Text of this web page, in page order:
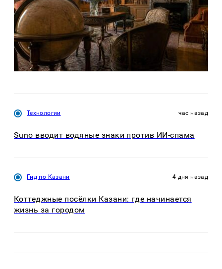
Технологии час назад
Suno вводит водяные знаки против ИИ-спама
Гид по Казани 4 дня назад
Коттеджные посёлки Казани: где начинается
жизнь за городом